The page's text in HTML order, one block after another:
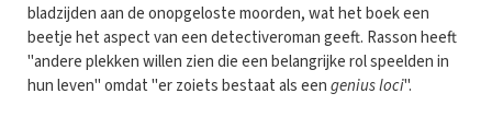
bladzijden aan de onopgeloste moorden, wat het boek een
beetje het aspect van een detectiveroman geeft. Rasson heeft
"andere plekken willen zien die een belangrijke rol speelden in
hun leven" omdat "er zoiets bestaat als eengenius loci".